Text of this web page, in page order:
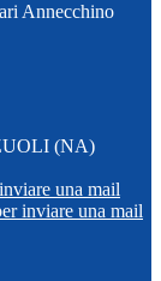
Annecchino
(NA)
una mail
inviare una mail